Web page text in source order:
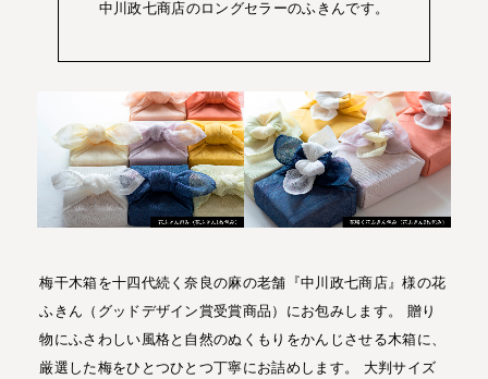
中川政七商店のロングセラーのふきんです。
梅干木箱を十四代続く奈良の麻の老舗『中川政七商店』様の花
ふきん（グッドデザイン賞受賞商品）にお包みします。
贈り
物にふさわしい風格と自然のぬくもりをかんじさせる木箱に、
厳選した梅をひとつひとつ丁寧にお詰めします。
大判サイズ